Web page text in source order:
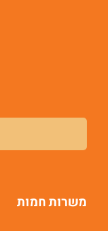
משרות חמות